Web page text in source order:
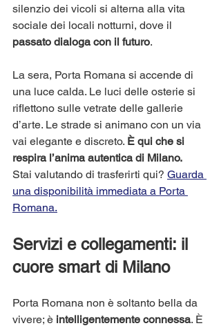
silenzio dei vicoli si alterna alla vita
sociale dei locali notturni, dove il
passato dialoga con il futuro.
La sera, Porta Romana si accende di
una luce calda. Le luci delle osterie si
riflettono sulle vetrate delle gallerie
d’arte. Le strade si animano con un via
vai elegante e discreto. È qui che si
respira l’anima autentica di Milano.
Stai valutando di trasferirti qui? Guarda
una disponibilità immediata a Porta
Romana.
Servizi e collegamenti: il
cuore smart di Milano
Porta Romana non è soltanto bella da
vivere; è intelligentemente connessa. È